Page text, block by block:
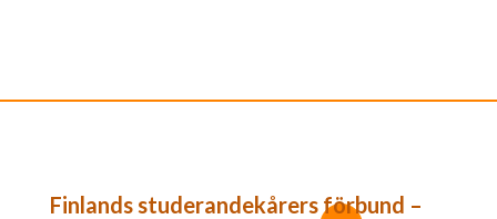
Finlands studerandekårers förbund –